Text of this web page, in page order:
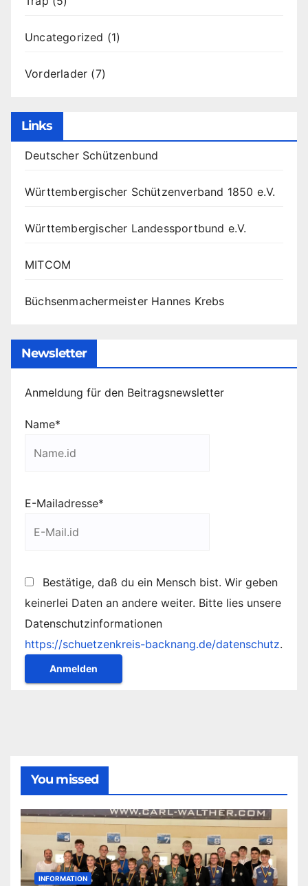
Uncategorized (1)
Vorderlader (7)
Links
Deutscher Schützenbund
Württembergischer Schützenverband 1850 e.V.
Württembergischer Landessportbund e.V.
MITCOM
Büchsenmachermeister Hannes Krebs
Newsletter
Anmeldung für den Beitragsnewsletter
Name*
E-Mailadresse*
Bestätige, daß du ein Mensch bist. Wir geben
keinerlei Daten an andere weiter. Bitte lies unsere
Datenschutzinformationen
https://schuetzenkreis-backnang.de/datenschutz.
You missed
INFORMATION